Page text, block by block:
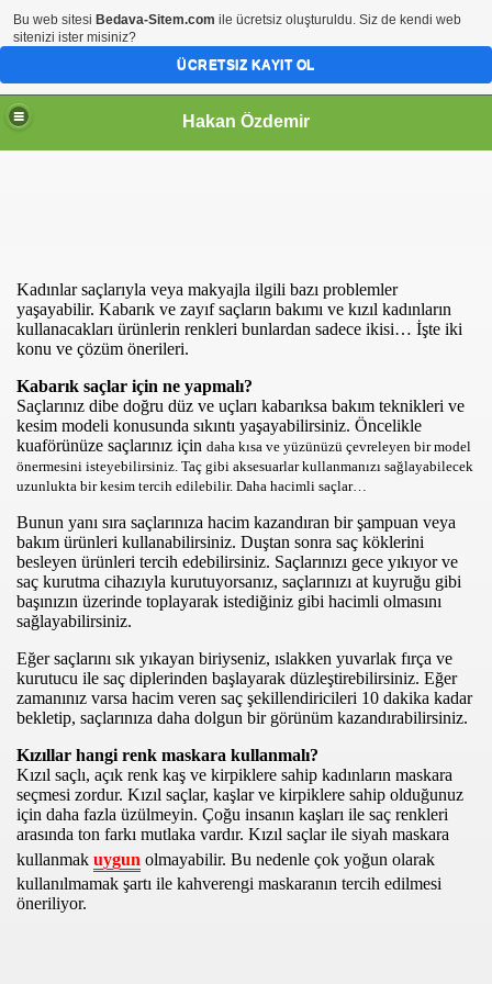
Hakan Özdemir
Kadınlar saçlarıyla veya makyajla ilgili bazı problemler
yaşayabilir. Kabarık ve zayıf saçların bakımı ve kızıl kadınların
kullanacakları ürünlerin renkleri bunlardan sadece ikisi… İşte iki
konu ve çözüm önerileri.
Kabarık saçlar için ne yapmalı?
Saçlarınız dibe doğru düz ve uçları kabarıksa bakım teknikleri ve
kesim modeli konusunda sıkıntı yaşayabilirsiniz. Öncelikle
kuaförünüze saçlarınız için daha kısa ve yüzünüzü çevreleyen bir model
önermesini isteyebilirsiniz. Taç gibi aksesuarlar kullanmanızı sağlayabilecek
uzunlukta bir kesim tercih edilebilir. Daha hacimli saçlar…
Bunun yanı sıra saçlarınıza hacim kazandıran bir şampuan veya
bakım ürünleri kullanabilirsiniz. Duştan sonra saç köklerini
besleyen ürünleri tercih edebilirsiniz. Saçlarınızı gece yıkıyor ve
saç kurutma cihazıyla kurutuyorsanız, saçlarınızı at kuyruğu gibi
başınızın üzerinde toplayarak istediğiniz gibi hacimli olmasını
sağlayabilirsiniz.
Eğer saçlarını sık yıkayan biriyseniz, ıslakken yuvarlak fırça ve
kurutucu ile saç diplerinden başlayarak düzleştirebilirsiniz. Eğer
zamanınız varsa hacim veren saç şekillendiricileri 10 dakika kadar
bekletip, saçlarınıza daha dolgun bir görünüm kazandırabilirsiniz.
Kızıllar hangi renk maskara kullanmalı?
Kızıl saçlı, açık renk kaş ve kirpiklere sahip kadınların maskara
seçmesi zordur. Kızıl saçlar, kaşlar ve kirpiklere sahip olduğunuz
için daha fazla üzülmeyin. Çoğu insanın kaşları ile saç renkleri
arasında ton farkı mutlaka vardır. Kızıl saçlar ile siyah maskara
kullanmak uygun olmayabilir. Bu nedenle çok yoğun olarak
kullanılmamak şartı ile kahverengi maskaranın tercih edilmesi
öneriliyor.
Bu web sitesi Bedava-Sitem.com ile ücretsiz oluşturuldu. Siz de kendi web
sitenizi ister misiniz?
ÜCRETSIZ KAYIT OL